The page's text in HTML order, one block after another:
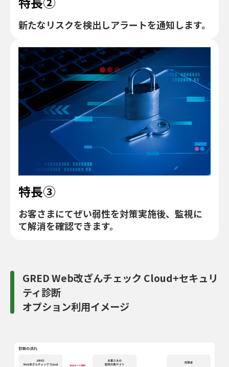
新たなリスクを検出しアラートを通知します。
特長③
お客さまにてぜい弱性を対策実施後、監視に
て解消を確認できます。
GRED Web改ざんチェック Cloud+セキュリ
ティ診断
オプション利用イメージ